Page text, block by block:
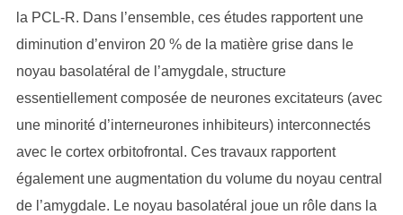
la PCL-R. Dans l’ensemble, ces études rapportent une
diminution d’environ 20 % de la matière grise dans le
noyau basolatéral de l’amygdale, structure
essentiellement composée de neurones excitateurs (avec
une minorité d’interneurones inhibiteurs) interconnectés
avec le cortex orbitofrontal. Ces travaux rapportent
également une augmentation du volume du noyau central
de l’amygdale. Le noyau basolatéral joue un rôle dans la